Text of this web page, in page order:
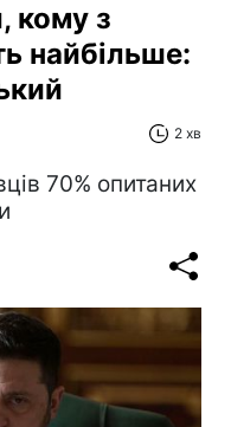
кому з
найбільше:
2 хв
70% опитаних